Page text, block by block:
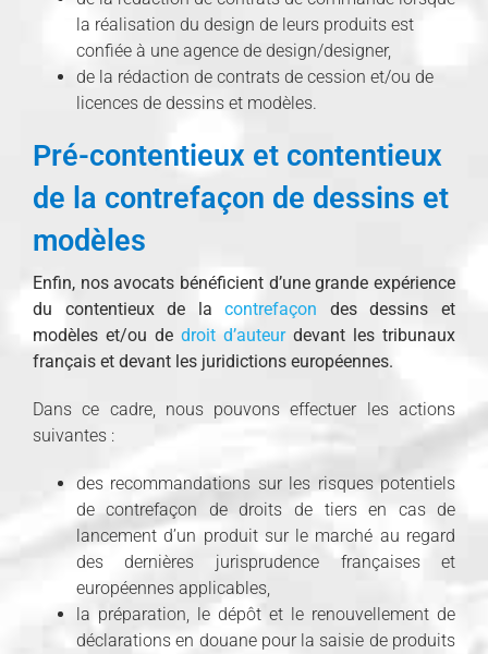
la réalisation du design de leurs produits est
confiée à une agence de design/designer,
de la rédaction de contrats de cession et/ou de
licences de dessins et modèles.
Pré-contentieux et contentieux
de la contrefaçon de dessins et
modèles
Enfin, nos avocats bénéficient d’une grande expérience
du contentieux de lacontrefaçon des dessins et
modèles et/ou de droit d’auteurdevant les tribunaux
français et devant les juridictions européennes.
Dans ce cadre, nous pouvons effectuer les actions
suivantes :
des recommandations sur les risques potentiels
de contrefaçon de droits de tiers en cas de
lancement d’un produit sur le marché au regard
des dernières jurisprudence françaises et
européennes applicables,
la préparation, le dépôt et le renouvellement de
déclarations en douane pour la saisie de produits